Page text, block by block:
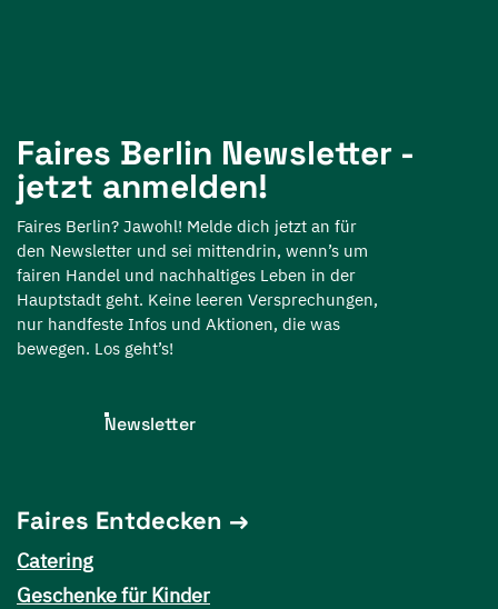
Faires Berlin Newsletter -
jetzt anmelden!
Faires Berlin? Jawohl! Melde dich jetzt an für
den Newsletter und sei mittendrin, wenn’s um
fairen Handel und nachhaltiges Leben in der
Hauptstadt geht. Keine leeren Versprechungen,
nur handfeste Infos und Aktionen, die was
bewegen. Los geht’s!
Newsletter
Faires Entdecken
Catering
Geschenke für Kinder